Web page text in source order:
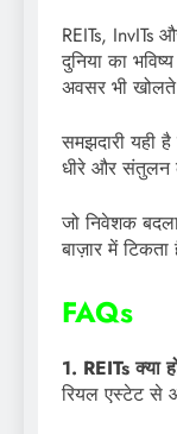
REITs, InvITs
दुनिया का
अवसर भी
समझदारी यही
धीरे और संतुलन
जो निवेशक
बाज़ार में टिकता
FAQs
1. REITs क्या
रियल एस्टेट से